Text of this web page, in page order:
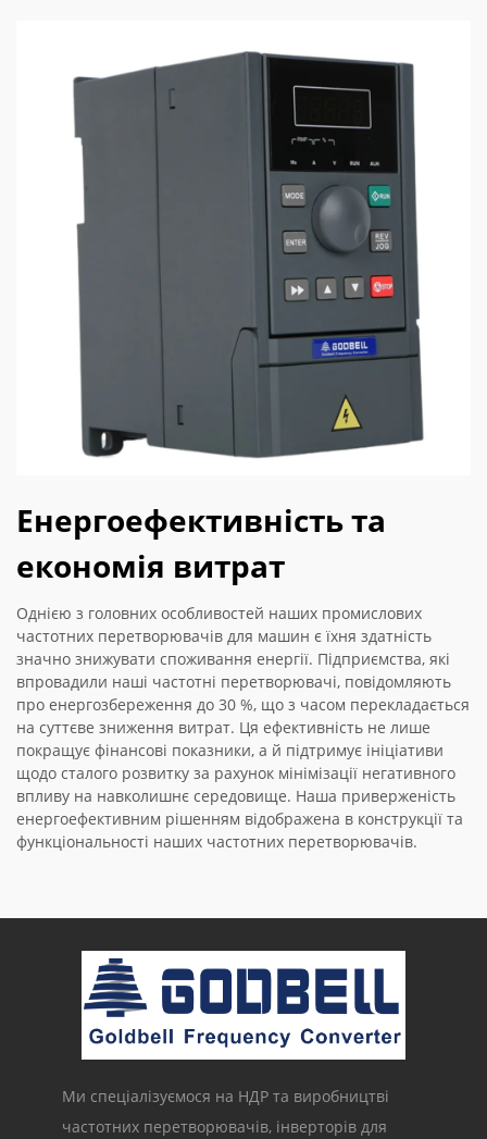
Енергоефективність та
економія витрат
Однією з головних особливостей наших промислових
частотних перетворювачів для машин є їхня здатність
значно знижувати споживання енергії. Підприємства, які
впровадили наші частотні перетворювачі, повідомляють
про енергозбереження до 30 %, що з часом перекладається
на суттєве зниження витрат. Ця ефективність не лише
покращує фінансові показники, а й підтримує ініціативи
щодо сталого розвитку за рахунок мінімізації негативного
впливу на навколишнє середовище. Наша приверженість
енергоефективним рішенням відображена в конструкції та
функціональності наших частотних перетворювачів.
Ми спеціалізуємося на НДР та виробництві
частотних перетворювачів, інверторів для